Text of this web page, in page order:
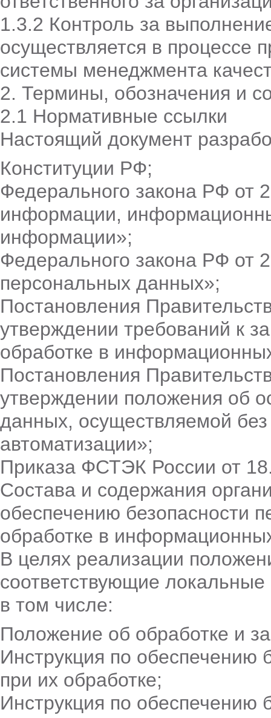
1.3.2 Контроль за
осуществляется в процессе
системы менеджмента
2. Термины, обозначения и
2.1 Нормативные ссылки
Настоящий документ
Конституции РФ;
Федерального закона РФ
информации,
информации»;
Федерального закона РФ
персональных данных»;
Постановления
утверждении требований к
обработке в
Постановления
утверждении положения об
данных, осуществляемой без
автоматизации»;
Приказа ФСТЭК России от
Состава и содержания
обеспечению безопасности
обработке в
В целях реализации
соответствующие
в том числе:
Положение об обработке и
Инструкция по обеспечению
при их обработке;
Инструкция по обеспечению